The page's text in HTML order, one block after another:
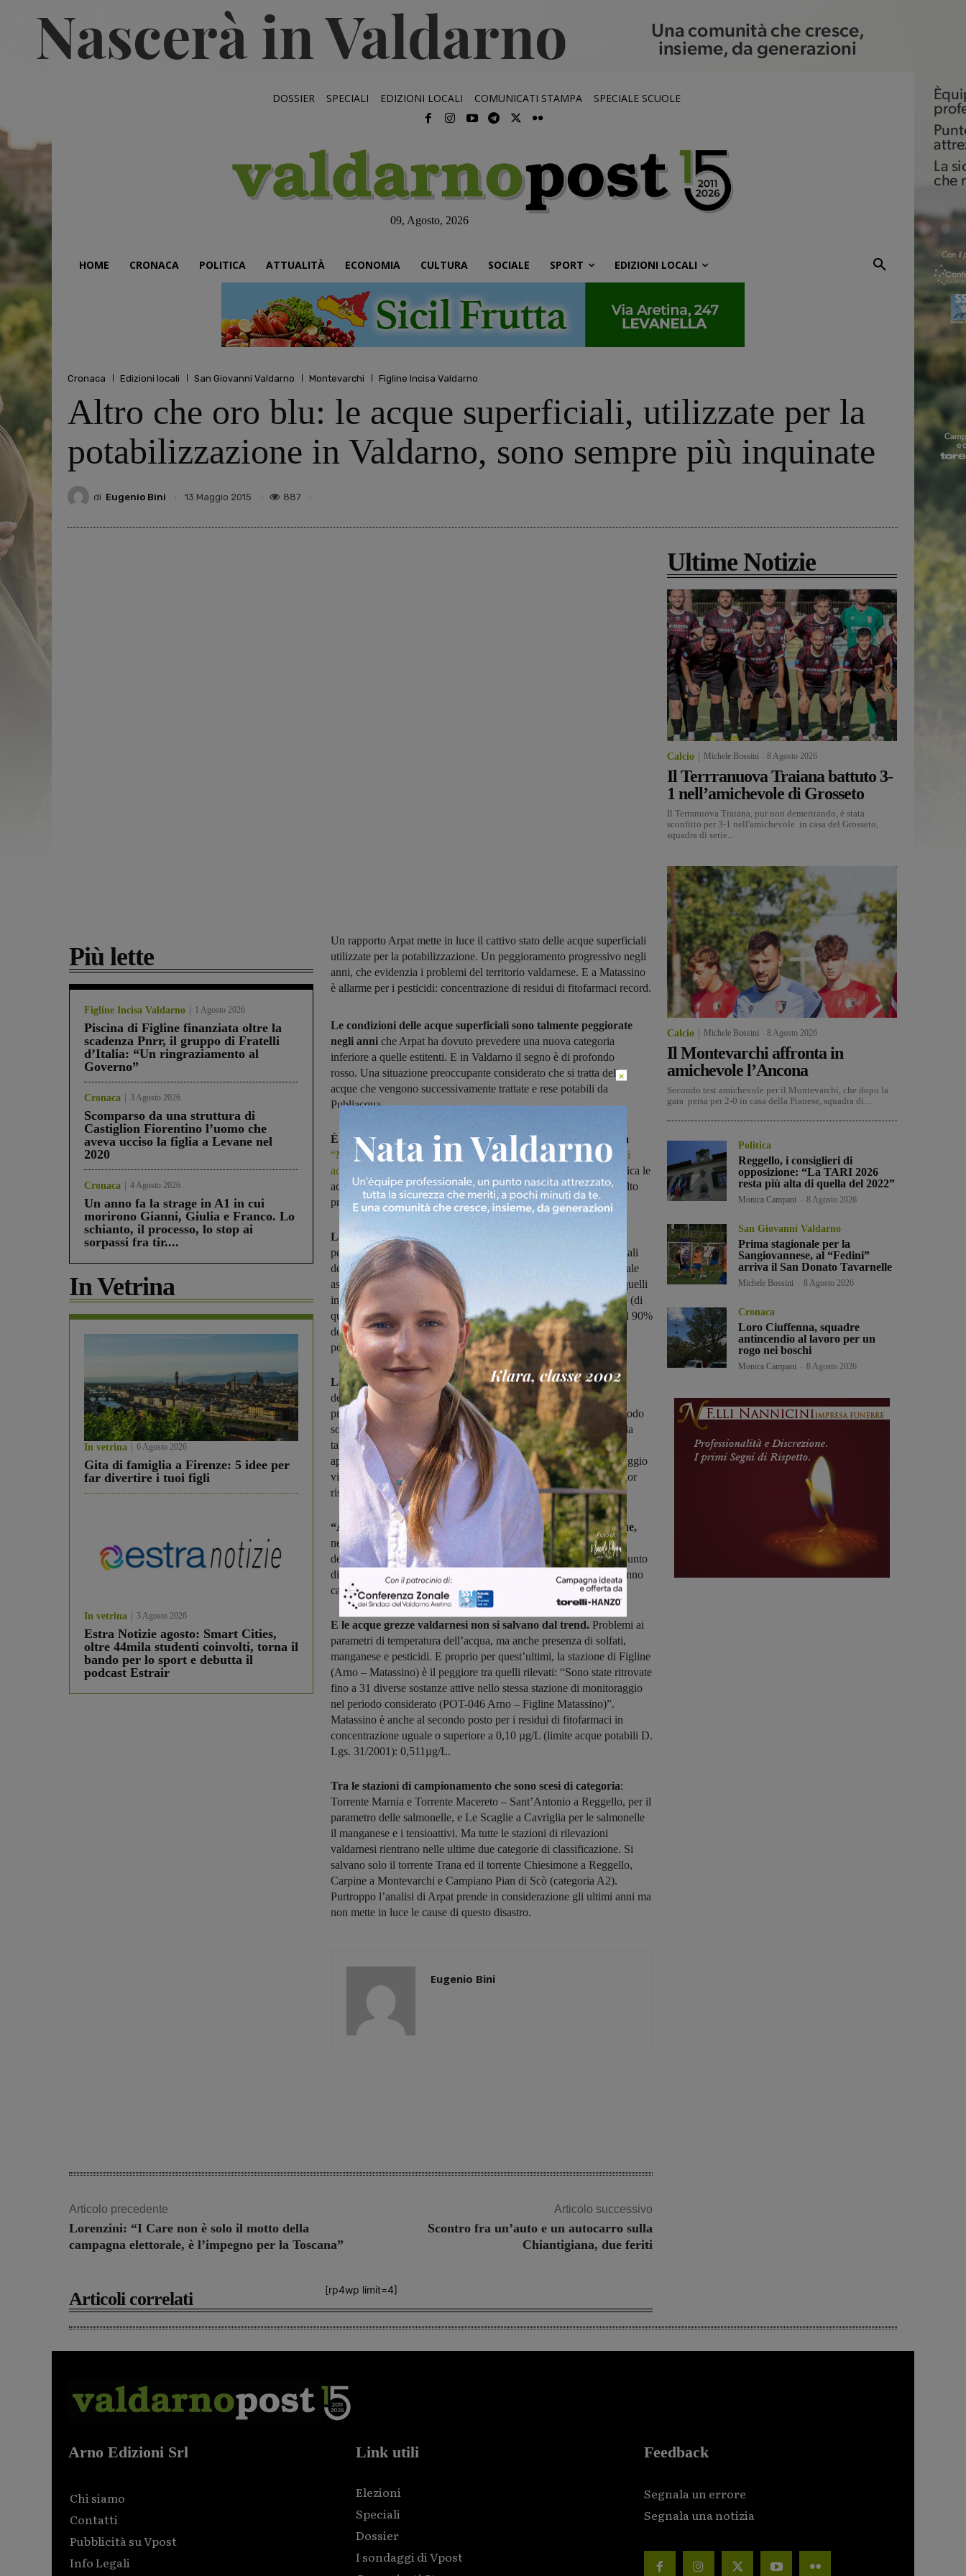
DOSSIER SPECIALI EDIZIONI LOCALI COMUNICATI STAMPA SPECIALE SCUOLE
09, Agosto, 2026
HOME CRONACA POLITICA ATTUALITÀ ECONOMIA CULTURA SOCIALE SPORT EDIZIONI LOCALI
Cronaca Edizioni locali San Giovanni Valdarno Montevarchi Figline Incisa Valdarno
Altro che oro blu: le acque superficiali, utilizzate per la
potabilizzazione in Valdarno, sono sempre più inquinate
di Eugenio Bini 13 Maggio 2015 887
Più lette
Figline Incisa Valdarno 1 Agosto 2026
Piscina di Figline finanziata oltre la
scadenza Pnrr, il gruppo di Fratelli
d’Italia: “Un ringraziamento al
Governo”
Cronaca 3 Agosto 2026
Scomparso da una struttura di
Castiglion Fiorentino l’uomo che
aveva ucciso la figlia a Levane nel
2020
Cronaca 4 Agosto 2026
Un anno fa la strage in A1 in cui
morirono Gianni, Giulia e Franco. Lo
schianto, il processo, lo stop ai
sorpassi fra tir....
In Vetrina
In vetrina 6 Agosto 2026
Gita di famiglia a Firenze: 5 idee per
far divertire i tuoi figli
In vetrina 3 Agosto 2026
Estra Notizie agosto: Smart Cities,
oltre 44mila studenti coinvolti, torna il
bando per lo sport e debutta il
podcast Estrair
Un rapporto Arpat mette in luce il cattivo stato delle acque superficiali
utilizzate per la potabilizzazione. Un peggioramento progressivo negli
anni, che evidenzia i problemi del territorio valdarnese. E a Matassino
è allarme per i pesticidi: concentrazione di residui di fitofarmaci record.
Le condizioni delle acque superficiali sono talmente peggiorate
negli anni che Arpat ha dovuto prevedere una nuova categoria
inferiore a quelle estitenti. E in Valdarno il segno è di profondo
rosso. Una situazione preoccupante considerato che si tratta delle
acque che vengono successivamente trattate e rese potabili da
Publiacqua
È un dossier allarmante quello realizzato dall’agenzia toscana
“Monitoraggio delle acque superficiali destinate alla produzione di
acqua potabile”.
Lo studio si riferisce al triennio 2012-14 e classifica le
acque analizzate in tutta la Toscana. I dati che emergono sono molto
preoccupanti e devono far riflettere.
Lo studio di Arpat parla chiaro:“Si conferma il trend in
peggioramento degli ultimi anni della qualità delle acque superficiali
destinate alla produzione delle acque potabili, che evidenzia la totale
assenza di corpi idrici in categoria A1, una ulteriore riduzione di quelli
in categoria A2 e un incremento di quelli in categoria A3 e subA3 (di
qualità inferiore alla A3), che insieme rappresentano attualmente il 90%
dei corpi idrici valutati e per i quali sono necessari i trattamenti di
potabilizzazione più spinti”.
La classificazione delle acque è di tre categorie,in ordine
decrescente al diminuire della qualità: A1, A2 e A3. Ma Arpat ha
previsto una nuova categoria inferiore: “I risultati analitici del periodo
sono confrontati con i valori guida e valori imperativi riportati nella
tabella 1/A e per ogni parametro viene indicata la categoria di
appartenenza da A1 ad A3. Successivamente al punto di monitoraggio
viene assegnata la relativa classificazione tenendo conto del peggior
risultato tra i vari parametri analizzati”.
“A causa della qualità progressivamente più critica delle acque,
negli ultimi anni è stata introdotta un’ulteriore classificazione
denominata SubA3, quando uno o più parametri determinati nel punto
di monitoraggio superano i limiti previsti per la classe A3, cioè hanno
caratteristiche qualitative inferiori alla classe A3″.
E le acque grezze valdarnesi non si salvano dal trend. Problemi ai
parametri di temperatura dell’acqua, ma anche presenza di solfati,
manganese e pesticidi. E proprio per quest’ultimi, la stazione di Figline
(Arno – Matassino) è il peggiore tra quelli rilevati: “Sono state ritrovate
fino a 31 diverse sostanze attive nello stessa stazione di monitoraggio
nel periodo considerato (POT-046 Arno – Figline Matassino)”.
Matassino è anche al secondo posto per i residui di fitofarmaci in
concentrazione uguale o superiore a 0,10 µg/L (limite acque potabili D.
Lgs. 31/2001): 0,511µg/L.
Tra le stazioni di campionamento che sono scesi di categoria:
Torrente Marnia e Torrente Macereto – Sant’Antonio a Reggello, per il
parametro delle salmonelle, e Le Scaglie a Cavriglia per le salmonelle
il manganese e i tensioattivi. Ma tutte le stazioni di rilevazioni
valdarnesi rientrano nelle ultime due categorie di classificazione. Si
salvano solo il torrente Trana ed il torrente Chiesimone a Reggello,
Carpine a Montevarchi e Campiano Pian di Scò (categoria A2).
Purtroppo l’analisi di Arpat prende in considerazione gli ultimi anni ma
non mette in luce le cause di questo disastro.
Eugenio Bini
Articolo precedente
Lorenzini: “I Care non è solo il motto della
campagna elettorale, è l’impegno per la Toscana”
Articolo successivo
Scontro fra un’auto e un autocarro sulla
Chiantigiana, due feriti
[rp4wp limit=4]
Articoli correlati
Ultime Notizie
Calcio Michele Bossini 8 Agosto 2026
Il Terrranuova Traiana battuto 3-
1 nell’amichevole di Grosseto
Il Terranuova Traiana, pur non demeritando, è stata
sconfitto per 3-1 nell'amichevole in casa del Grosseto,
squadra di serie...
Calcio Michele Bossini 8 Agosto 2026
Il Montevarchi affronta in
amichevole l’Ancona
Secondo test amichevole per il Montevarchi, che dopo la
gara persa per 2-0 in casa della Pianese, squadra di...
Politica
Reggello, i consiglieri di
opposizione: “La TARI 2026
resta più alta di quella del 2022”
Monica Campani 8 Agosto 2026
San Giovanni Valdarno
Prima stagionale per la
Sangiovannese, al “Fedini”
arriva il San Donato Tavarnelle
Michele Bossini 8 Agosto 2026
Cronaca
Loro Ciuffenna, squadre
antincendio al lavoro per un
rogo nei boschi
Monica Campani 8 Agosto 2026
Arno Edizioni Srl
Chi siamo
Contatti
Pubblicità su Vpost
Info Legali
Link utili
Elezioni
Speciali
Dossier
I sondaggi di Vpost
Feedback
Segnala un errore
Segnala una notizia
×